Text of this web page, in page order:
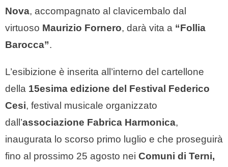
Nova, accompagnato al clavicembalo dal
virtuoso Maurizio Fornero, darà vita a “Follia
Barocca”.
L’esibizione è inserita all’interno del cartellone
della 15esima edizione del Festival Federico
Cesi, festival musicale organizzato
dall’associazione Fabrica Harmonica,
inaugurata lo scorso primo luglio e che proseguirà
fino al prossimo 25 agosto nei Comuni di Terni,